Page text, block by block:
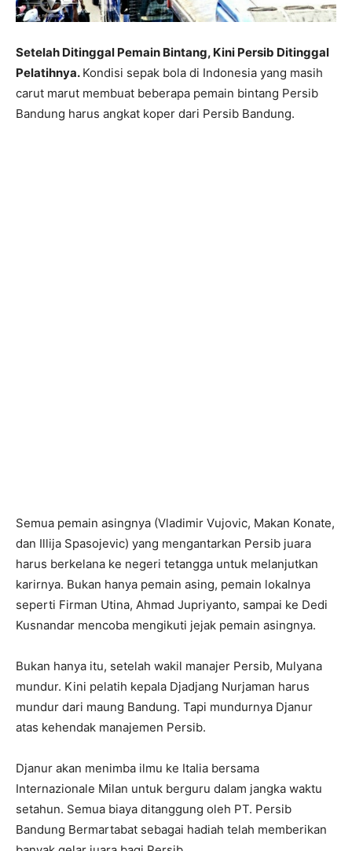
Setelah Ditinggal Pemain Bintang, Kini Persib Ditinggal
Pelatihnya. Kondisi sepak bola di Indonesia yang masih
carut marut membuat beberapa pemain bintang Persib
Bandung harus angkat koper dari Persib Bandung.
Semua pemain asingnya (Vladimir Vujovic, Makan Konate,
dan Illija Spasojevic) yang mengantarkan Persib juara
harus berkelana ke negeri tetangga untuk melanjutkan
karirnya. Bukan hanya pemain asing, pemain lokalnya
seperti Firman Utina, Ahmad Jupriyanto, sampai ke Dedi
Kusnandar mencoba mengikuti jejak pemain asingnya.
Bukan hanya itu, setelah wakil manajer Persib, Mulyana
mundur. Kini pelatih kepala Djadjang Nurjaman harus
mundur dari maung Bandung. Tapi mundurnya Djanur
atas kehendak manajemen Persib.
Djanur akan menimba ilmu ke Italia bersama
Internazionale Milan untuk berguru dalam jangka waktu
setahun. Semua biaya ditanggung oleh PT. Persib
Bandung Bermartabat sebagai hadiah telah memberikan